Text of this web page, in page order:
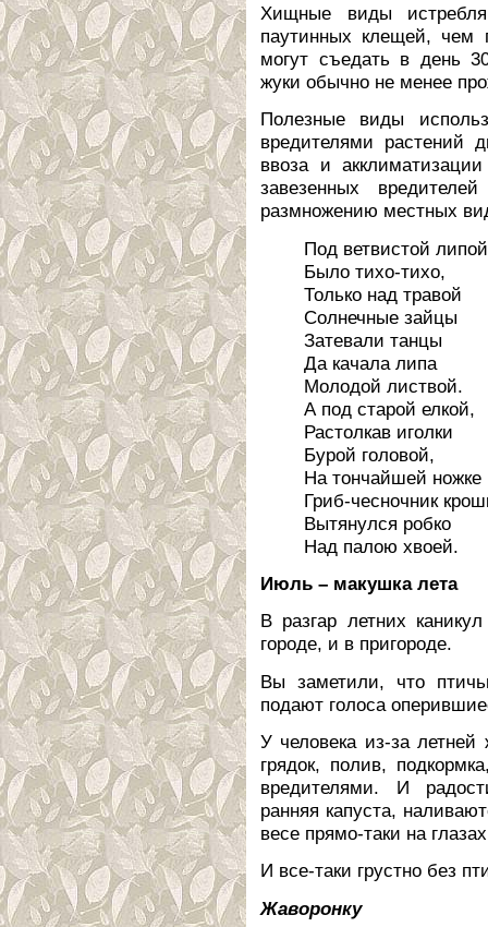
Хищные виды
паутинных клещей, чем
могут съедать в день
жуки обычно не менее
Полезные виды
вредителями растений
ввоза и
завезенных
размножению местных
Под ветвистой липой
Было тихо-тихо,
Только над травой
Солнечные зайцы
Затевали танцы
Да качала липа
Молодой листвой.
А под старой елкой,
Растолкав иголки
Бурой головой,
На тончайшей ножке
Гриб-чесночник
Вытянулся робко
Над палою хвоей.
Июль – макушка лета
В разгар летних
городе, и в пригороде.
Вы заметили, что
подают голоса
У человека из-за
грядок, полив,
вредителями. И
ранняя капуста,
весе прямо-таки на
И все-таки грустно без
Жаворонку